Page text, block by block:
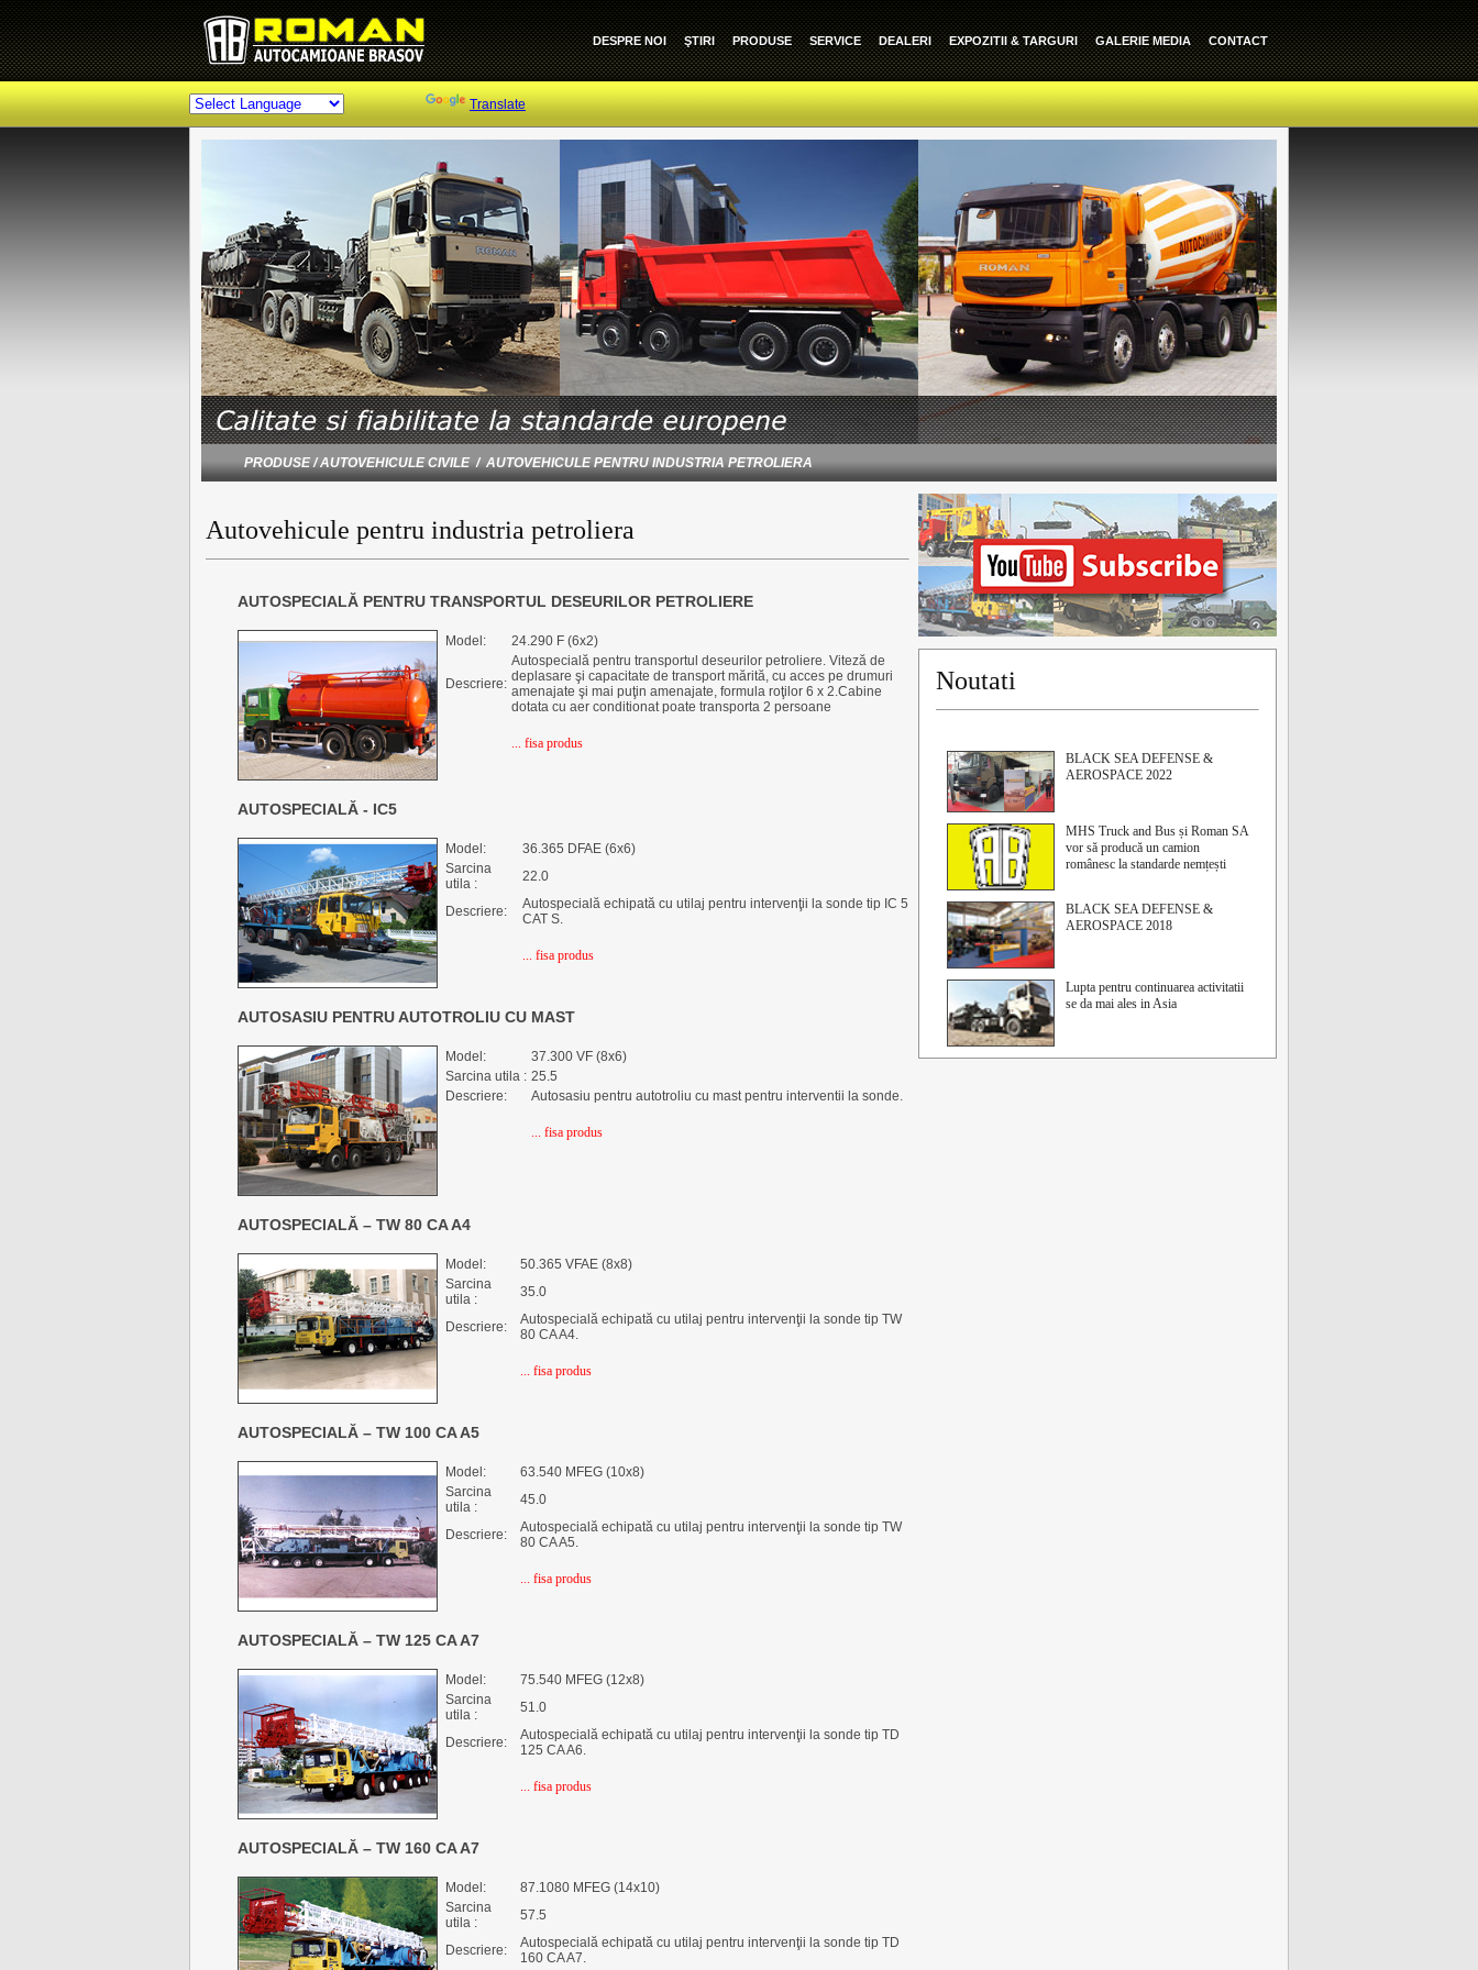
DESPRE NOI ŞTIRI PRODUSE SERVICE DEALERI EXPOZITII & TARGURI GALERIE MEDIA CONTACT
Translate
PRODUSE / AUTOVEHICULE CIVILE / AUTOVEHICULE PENTRU INDUSTRIA PETROLIERA
Autovehicule pentru industria petroliera
AUTOSPECIALĂ PENTRU TRANSPORTUL DESEURILOR PETROLIERE
Model: 24.290 F (6x2)
Descriere:
Autospecială pentru transportul deseurilor petroliere. Viteză de
deplasare şi capacitate de transport mărită, cu acces pe drumuri
amenajate şi mai puţin amenajate, formula roţilor 6 x 2.Cabine
dotata cu aer conditionat poate transporta 2 persoane
... fisa produs
AUTOSPECIALĂ - IC5
Model:
36.365 DFAE (6x6)
Sarcina
utila :
22.0
Descriere:
Autospecială echipată cu utilaj pentru intervenţii la sonde tip IC 5
CAT S.
... fisa produs
AUTOSASIU PENTRU AUTOTROLIU CU MAST
Model:
37.300 VF (8x6)
Sarcina utila : 25.5
Descriere:
Autosasiu pentru autotroliu cu mast pentru interventii la sonde.
... fisa produs
AUTOSPECIALĂ – TW 80 CA A4
Model:
50.365 VFAE (8x8)
Sarcina
utila :
35.0
Descriere:
Autospecială echipată cu utilaj pentru intervenţii la sonde tip TW
80 CA A4.
... fisa produs
AUTOSPECIALĂ – TW 100 CA A5
Model:
63.540 MFEG (10x8)
Sarcina
utila :
45.0
Descriere:
Autospecială echipată cu utilaj pentru intervenţii la sonde tip TW
80 CA A5.
... fisa produs
AUTOSPECIALĂ – TW 125 CA A7
Model:
75.540 MFEG (12x8)
Sarcina
utila :
51.0
Descriere:
Autospecială echipată cu utilaj pentru intervenţii la sonde tip TD
125 CA A6.
... fisa produs
AUTOSPECIALĂ – TW 160 CA A7
Model:
87.1080 MFEG (14x10)
Sarcina
utila :
57.5
Descriere:
Autospecială echipată cu utilaj pentru intervenţii la sonde tip TD
160 CA A7.
Noutati
BLACK SEA DEFENSE &
AEROSPACE 2022
MHS Truck and Bus și Roman SA
vor să producă un camion
românesc la standarde nemțești
BLACK SEA DEFENSE &
AEROSPACE 2018
Lupta pentru continuarea activitatii
se da mai ales in Asia